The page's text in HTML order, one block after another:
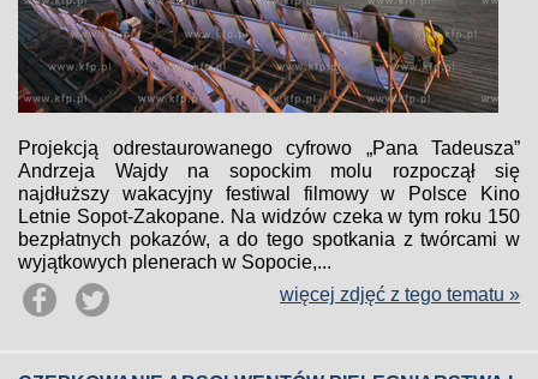
Projekcją odrestaurowanego cyfrowo „Pana Tadeusza”
Andrzeja Wajdy na sopockim molu rozpoczął się
najdłuższy wakacyjny festiwal filmowy w Polsce Kino
Letnie Sopot-Zakopane. Na widzów czeka w tym roku 150
bezpłatnych pokazów, a do tego spotkania z twórcami w
wyjątkowych plenerach w Sopocie,...
więcej zdjęć z tego tematu »